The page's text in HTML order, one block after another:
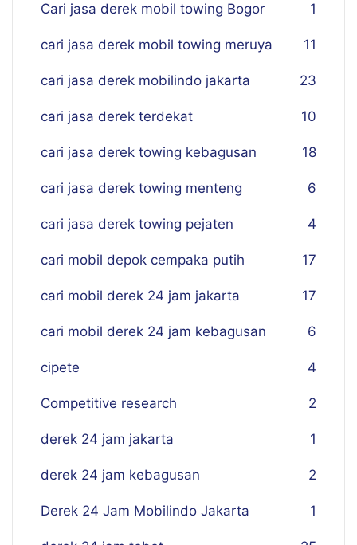
Cari jasa derek mobil towing Bogor 1
cari jasa derek mobil towing meruya 11
cari jasa derek mobilindo jakarta 23
cari jasa derek terdekat 10
cari jasa derek towing kebagusan 18
cari jasa derek towing menteng 6
cari jasa derek towing pejaten 4
cari mobil depok cempaka putih 17
cari mobil derek 24 jam jakarta 17
cari mobil derek 24 jam kebagusan 6
cipete 4
Competitive research 2
derek 24 jam jakarta 1
derek 24 jam kebagusan 2
Derek 24 Jam Mobilindo Jakarta 1